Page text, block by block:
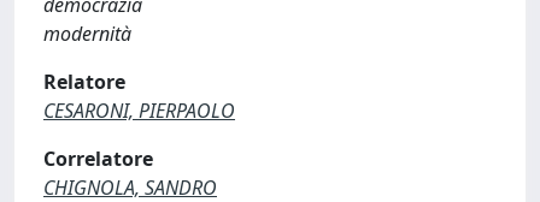
modernità
Relatore
CESARONI, PIERPAOLO
Correlatore
CHIGNOLA, SANDRO